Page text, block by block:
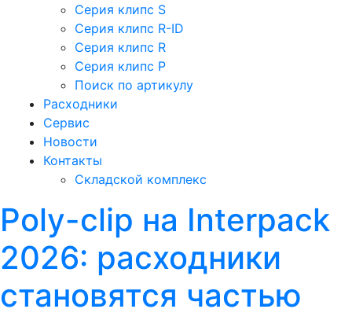
Серия клипс S
Серия клипс R-ID
Серия клипс R
Серия клипс P
Поиск по артикулу
Расходники
Сервис
Новости
Контакты
Складской комплекс
Poly-clip на Interpack
2026: расходники
становятся частью